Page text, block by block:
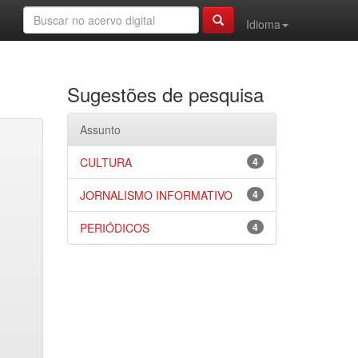
Idioma
Sugestões de pesquisa
Assunto
4
CULTURA
4
JORNALISMO INFORMATIVO
4
PERIÓDICOS